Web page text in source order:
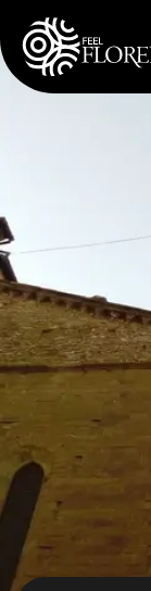
Aller au